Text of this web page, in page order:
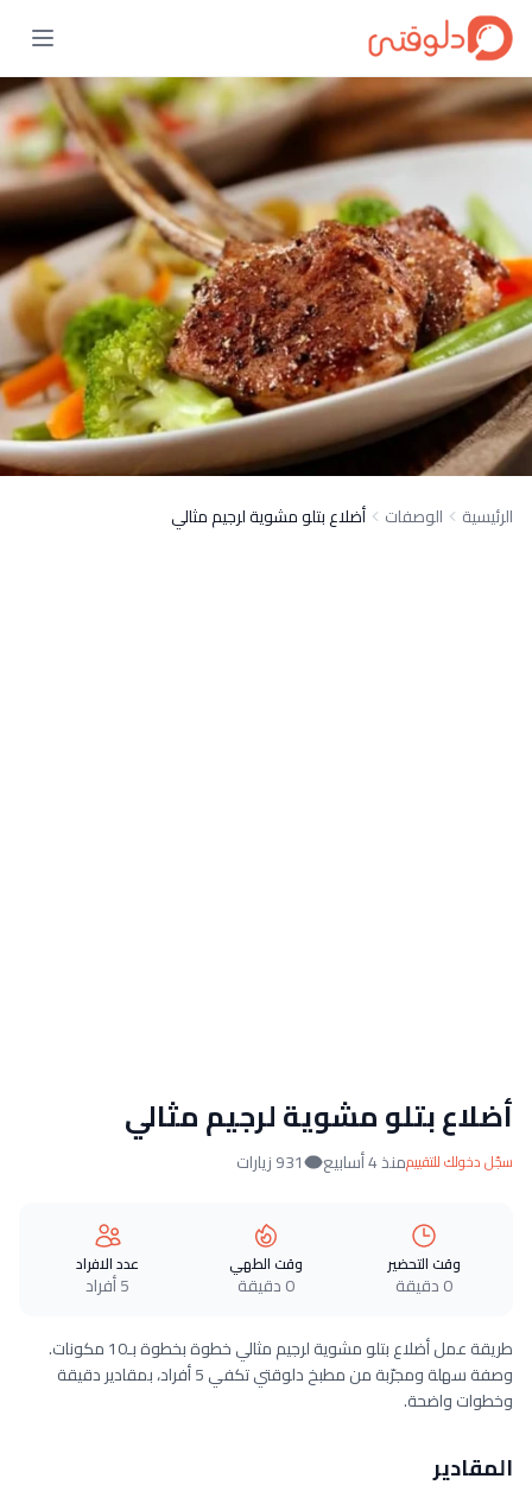
الرئيسية الوصفات أضلاع بتلو مشوية لرجيم مثالي
أضلاع بتلو مشوية لرجيم مثالي
سجّل دخولك للتقييممنذ 4 أسابيع 931 زيارات
وقت التحضير
0 دقيقة
وقت الطهي
0 دقيقة
عدد الافراد
5 أفراد
طريقة عمل أضلاع بتلو مشوية لرجيم مثالي خطوة بخطوة بـ10 مكونات.
وصفة سهلة ومجرّبة من مطبخ دلوقتي تكفي 5 أفراد، بمقادير دقيقة
وخطوات واضحة.
المقادير